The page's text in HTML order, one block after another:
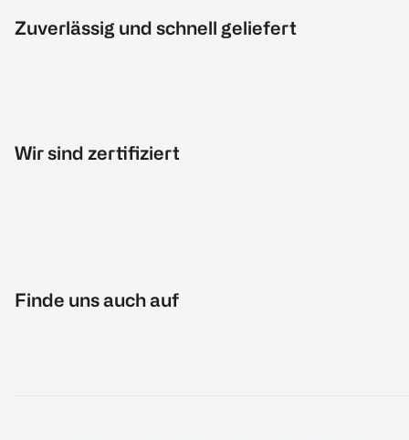
Zuverlässig und schnell geliefert
Wir sind zertifiziert
Finde uns auch auf